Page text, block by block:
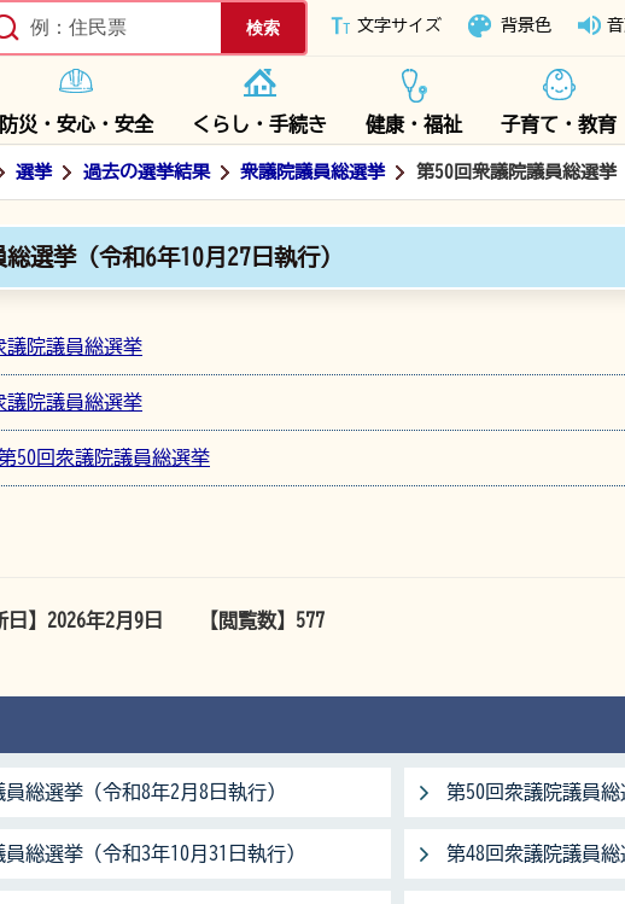
下妻市ホームページ
文字サイズ 背景色
防災・安心・安全 くらし・手続き 健康・福祉 子育て・教育
選挙 過去の選挙結果 衆議院議員総選挙 第50回衆議院議員総選挙
選挙（令和6年10月27日執行）
議院議員総選挙
議院議員総選挙
50回衆議院議員総選挙
日】 2026年2月9日 【閲覧数】 577
総選挙（令和8年2月8日執行） 第50回衆議院議員総
総選挙（令和3年10月31日執行） 第48回衆議院議員総